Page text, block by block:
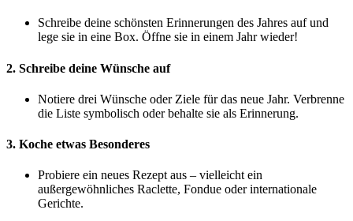
Schreibe deine schönsten Erinnerungen des Jahres auf und
lege sie in eine Box. Öffne sie in einem Jahr wieder!
2. Schreibe deine Wünsche auf
Notiere drei Wünsche oder Ziele für das neue Jahr. Verbrenne
die Liste symbolisch oder behalte sie als Erinnerung.
3. Koche etwas Besonderes
Probiere ein neues Rezept aus – vielleicht ein
außergewöhnliches Raclette, Fondue oder internationale
Gerichte.